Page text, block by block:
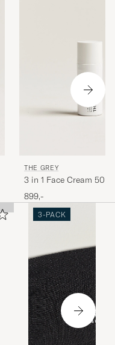
THE GREY
3 in 1 Face Cream 50ml
899,-
3-PACK